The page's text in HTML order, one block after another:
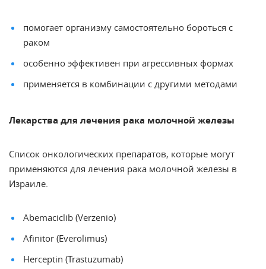
помогает организму самостоятельно бороться с
раком
особенно эффективен при агрессивных формах
применяется в комбинации с другими методами
Лекарства для лечения рака молочной железы
Список онкологических препаратов, которые могут
применяются для лечения рака молочной железы в
Израиле.
Abemaciclib (Verzenio)
Afinitor (Everolimus)
Herceptin (Trastuzumab)